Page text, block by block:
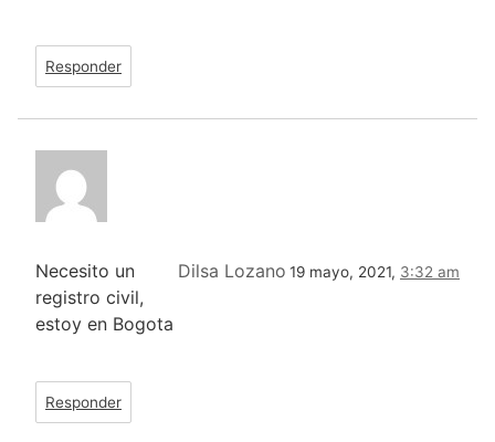
Responder
Dilsa Lozano 19 mayo, 2021, 3:32 am
Necesito un
registro civil,
estoy en Bogota
Responder